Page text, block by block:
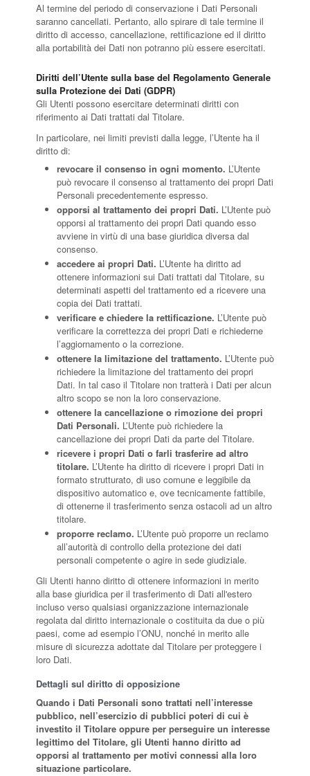
Al termine del periodo di conservazione i Dati Personali
saranno cancellati. Pertanto, allo spirare di tale termine il
diritto di accesso, cancellazione, rettificazione ed il diritto
alla portabilità dei Dati non potranno più essere esercitati.
Diritti dell’Utente sulla base del Regolamento Generale
sulla Protezione dei Dati (GDPR)
Gli Utenti possono esercitare determinati diritti con
riferimento ai Dati trattati dal Titolare.
In particolare, nei limiti previsti dalla legge, l’Utente ha il
diritto di:
revocare il consenso in ogni momento. L’Utente
può revocare il consenso al trattamento dei propri Dati
Personali precedentemente espresso.
opporsi al trattamento dei propri Dati. L’Utente può
opporsi al trattamento dei propri Dati quando esso
avviene in virtù di una base giuridica diversa dal
consenso.
accedere ai propri Dati. L’Utente ha diritto ad
ottenere informazioni sui Dati trattati dal Titolare, su
determinati aspetti del trattamento ed a ricevere una
copia dei Dati trattati.
verificare e chiedere la rettificazione. L’Utente può
verificare la correttezza dei propri Dati e richiederne
l’aggiornamento o la correzione.
ottenere la limitazione del trattamento. L’Utente può
richiedere la limitazione del trattamento dei propri
Dati. In tal caso il Titolare non tratterà i Dati per alcun
altro scopo se non la loro conservazione.
ottenere la cancellazione o rimozione dei propri
Dati Personali. L’Utente può richiedere la
cancellazione dei propri Dati da parte del Titolare.
ricevere i propri Dati o farli trasferire ad altro
titolare. L’Utente ha diritto di ricevere i propri Dati in
formato strutturato, di uso comune e leggibile da
dispositivo automatico e, ove tecnicamente fattibile,
di ottenerne il trasferimento senza ostacoli ad un altro
titolare.
proporre reclamo. L’Utente può proporre un reclamo
all’autorità di controllo della protezione dei dati
personali competente o agire in sede giudiziale.
Gli Utenti hanno diritto di ottenere informazioni in merito
alla base giuridica per il trasferimento di Dati all'estero
incluso verso qualsiasi organizzazione internazionale
regolata dal diritto internazionale o costituita da due o più
paesi, come ad esempio l’ONU, nonché in merito alle
misure di sicurezza adottate dal Titolare per proteggere i
loro Dati.
Dettagli sul diritto di opposizione
Quando i Dati Personali sono trattati nell’interesse
pubblico, nell’esercizio di pubblici poteri di cui è
investito il Titolare oppure per perseguire un interesse
legittimo del Titolare, gli Utenti hanno diritto ad
opporsi al trattamento per motivi connessi alla loro
situazione particolare.